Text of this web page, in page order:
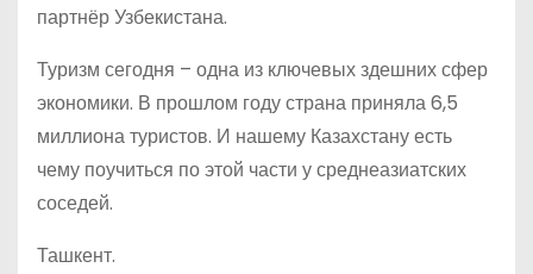
партнёр Узбекистана.
Туризм сегодня – одна из ключевых здешних сфер
экономики. В прошлом году страна приняла 6,5
миллиона туристов. И нашему Казахстану есть
чему поучиться по этой части у среднеазиатских
соседей.
Ташкент.